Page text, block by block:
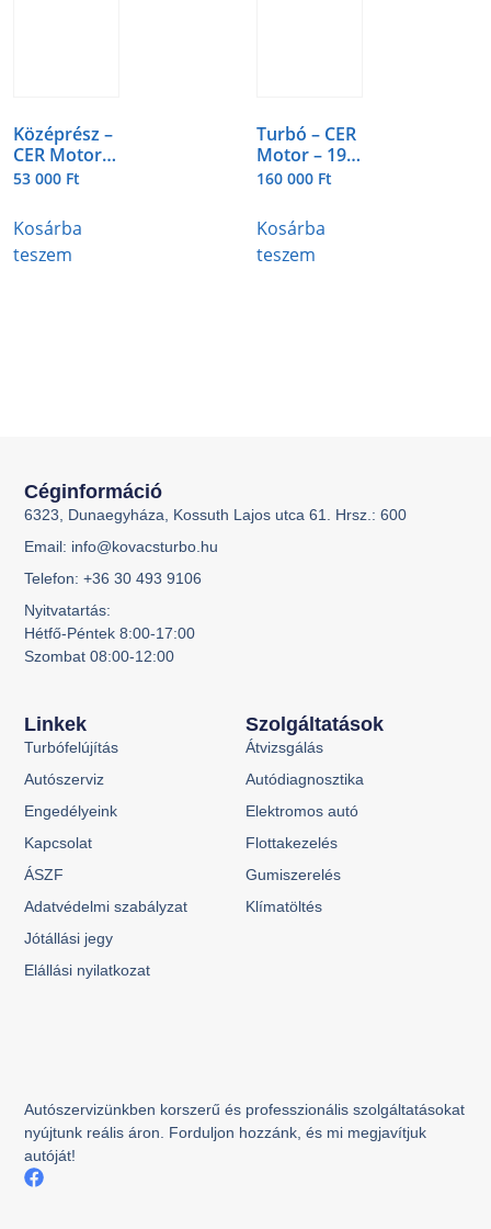
Középrész –
CER Motor –
198-2-2
53 000 Ft
Kosárba
teszem
Turbó – CER
Motor – 198-
1-2
160 000 Ft
Kosárba
teszem
Autószervizünkben korszerű és professzionális szolgáltatásokat
nyújtunk reális áron. Forduljon hozzánk, és mi megjavítjuk
autóját!
Szolgáltatások
Átvizsgálás
Autódiagnosztika
Elektromos autó
Flottakezelés
Gumiszerelés
Klímatöltés
Linkek
Turbófelújítás
Autószerviz
Engedélyeink
Kapcsolat
ÁSZF
Adatvédelmi szabályzat
Jótállási jegy
Elállási nyilatkozat
Céginformáció
6323, Dunaegyháza, Kossuth Lajos utca 61. Hrsz.: 600
Email: info@kovacsturbo.hu
Telefon: +36 30 493 9106
Nyitvatartás:
Hétfő-Péntek 8:00-17:00
Szombat 08:00-12:00